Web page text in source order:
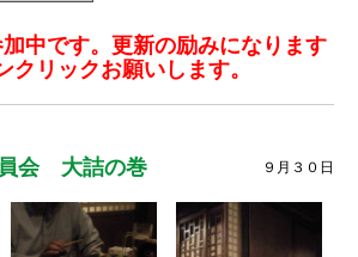
中です。更新の励みになります
クリックお願いします。
会 大詰の巻 ９月３０日